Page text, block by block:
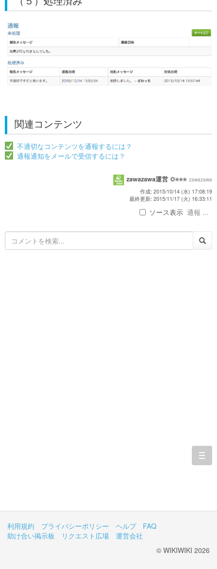
関連コンテンツ
不適切なコンテンツを通報するには？
通報通知をメールで受信するには？
zawazawa運営
zawazawa
作成: 2015/10/14 (水) 17:08:19
最終更新: 2015/11/17 (火) 16:33:11
ソース表示 通報 ...
利用規約 プライバシーポリシー ヘルプ
FAQ
助け合い掲示板
リクエスト広場
運営会社
© WIKIWIKI 2026